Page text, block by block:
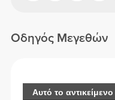
Οδηγός Μεγεθών
Αυτό το αντικείμενο